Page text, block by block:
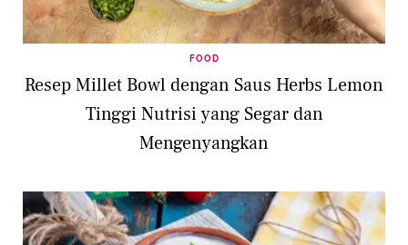
FOOD
Resep Millet Bowl dengan Saus Herbs Lemon
Tinggi Nutrisi yang Segar dan
Mengenyangkan